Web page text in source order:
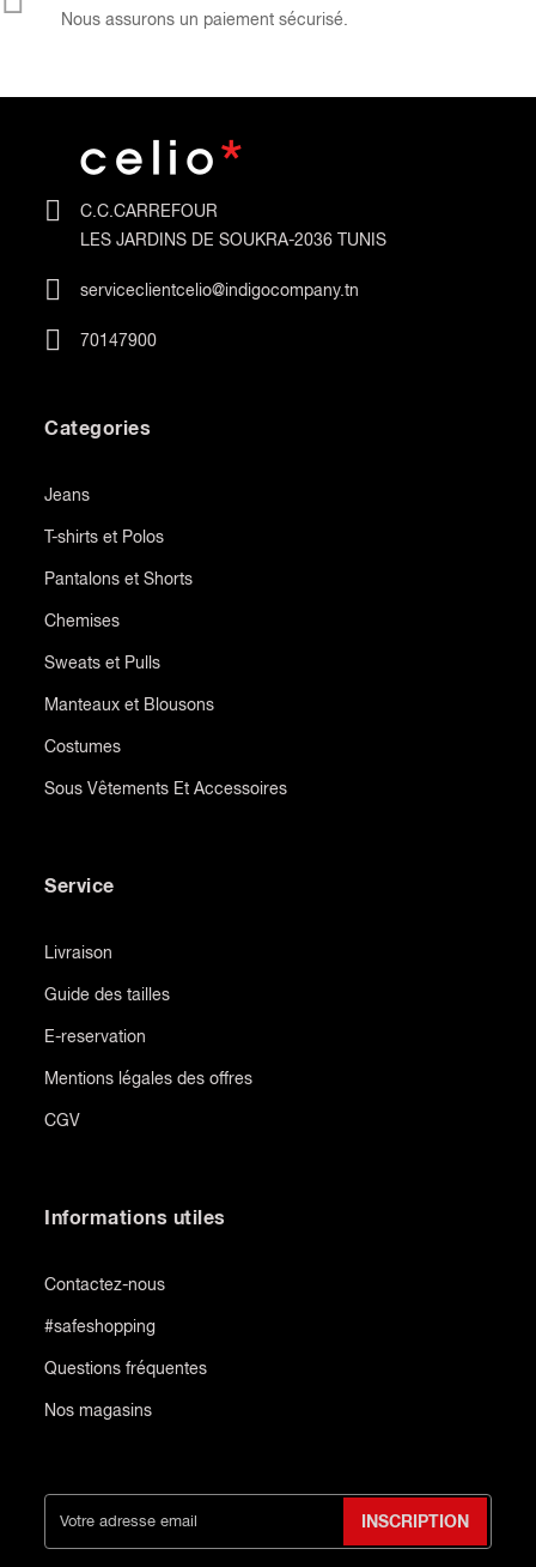
Nous assurons un paiement sécurisé.
C.C.CARREFOUR
LES JARDINS DE SOUKRA-2036 TUNIS
serviceclientcelio@indigocompany.tn
70147900
Categories
Jeans
T-shirts et Polos
Pantalons et Shorts
Chemises
Sweats et Pulls
Manteaux et Blousons
Costumes
Sous Vêtements Et Accessoires
Service
Livraison
Guide des tailles
E-reservation
Mentions légales des offres
CGV
Informations utiles
Contactez-nous
#safeshopping
Questions fréquentes
Nos magasins
INSCRIPTION